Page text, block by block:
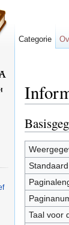
Taal voor
Categorie